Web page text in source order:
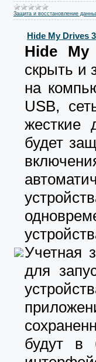
Защита и восстановление
Hide My Drives
Hide My
скрыть и
на
USB,
жесткие
будет
Учетная
для
будут в